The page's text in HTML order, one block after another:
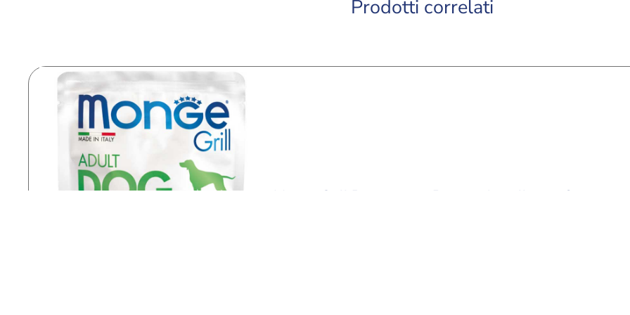
Prodotti correlati
Monge Grill Bocconcini – Ricco in Agnello con Ortaggi –